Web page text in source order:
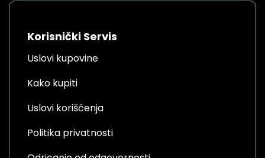
Korisnički Servis
Uslovi kupovine
Kako kupiti
Uslovi korišćenja
Politika privatnosti